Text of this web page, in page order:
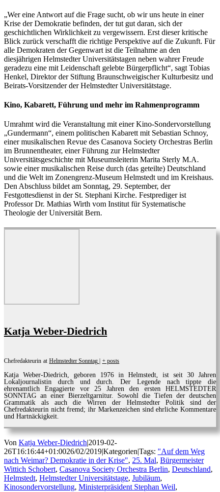
„Wer eine Antwort auf die Frage sucht, ob wir uns heute in einer
Krise der Demokratie befinden, der tut gut daran, sich der
geschichtlichen Wirklichkeit zu vergewissern. Erst dieser kritische
Blick zurück verschafft die richtige Perspektive auf die Zukunft. Für
alle Demokraten der Gegenwart ist die Teilnahme an den
diesjährigen Helmstedter Universitätstagen neben wahrer Freude
geradezu eine mit Leidenschaft gelebte Bürgerpflicht“, sagt Tobias
Henkel, Direktor der Stiftung Braunschweigischer Kulturbesitz und
Beirats-Vorsitzender der Helmstedter Universitätstage.
Kino, Kabarett, Führung und mehr im Rahmenprogramm
Umrahmt wird die Veranstaltung mit einer Kino-Sondervorstellung
„Gundermann“, einem politischen Kabarett mit Sebastian Schnoy,
einer musikalischen Revue des Casanova Society Orchestras Berlin
im Brunnentheater, einer Führung zur Helmstedter
Universitätsgeschichte mit Museumsleiterin Marita Sterly M.A.
sowie einer musikalischen Reise durch (das geteilte) Deutschland
und die Welt im Zonengrenz-Museum Helmstedt und im Kreishaus.
Den Abschluss bildet am Sonntag, 29. September, der
Festgottesdienst in der St. Stephani Kirche. Festprediger ist
Professor Dr. Mathias Wirth vom Institut für Systematische
Theologie der Universität Bern.
Katja Weber-Diedrich
Chefredakteurin at Helmstedter Sonntag | + posts
Katja Weber-Diedrich, geboren 1976 in Helmstedt, ist seit 30 Jahren
Lokaljournalistin durch und durch. Der Legende nach tippte die
ehrenamtlich Engagierte vor 25 Jahren den ersten HELMSTEDTER
SONNTAG an einer Bierzeltgarnitur. Sowohl die Tiefen der deutschen
Grammatik als auch die Wirren der Helmstedter Politik sind der
Chefredakteurin nicht fremd; ihr Markenzeichen sind ehrliche Kommentare
und Hartnäckigkeit.
Von Katja Weber-Diedrich|2019-02-
26T16:16:44+01:0026/02/2019|Kategorien|Tags: "Auf dem Weg
nach Weimar? Demokratie in der Krise", 25. Mal, Bürgermeister
Wittich Schobert, Casanova Society Orchestra Berlin, Deutschland,
Helmstedt, Helmstedter Universitätstage, Jubiläum,
Kinosondervorstellung, Ministerpräsident Stephan Weil,